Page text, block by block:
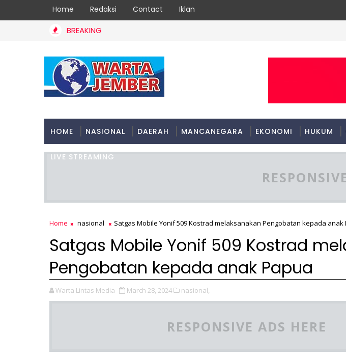
Home Redaksi Contact Iklan
BREAKING
HOME NASIONAL DAERAH MANCANEGARA EKONOMI HUKUM
LIVE STREAMING
Home nasional Satgas Mobile Yonif 509 Kostrad melaksanakan Pengobatan kepada anak
Satgas Mobile Yonif 509 Kostrad
Pengobatan kepada anak Papua
Warta Lintas Media March 28, 2024 nasional,
RESPONSIVE ADS HERE